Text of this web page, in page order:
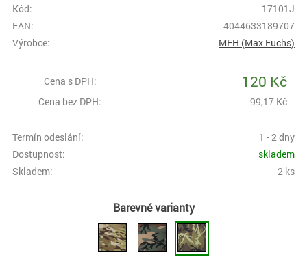
Kód:
17101J
EAN:
4044633189707
Výrobce:
MFH (Max Fuchs)
Cena s DPH: 120 Kč
Cena bez DPH: 99,17 Kč
Termín odeslání:
1 - 2 dny
Dostupnost:
skladem
Skladem:
2 ks
Barevné varianty